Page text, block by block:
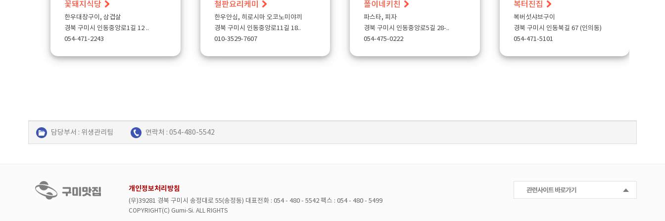
꽃돼지식당
한우대창구이, 삼겹살
경북 구미시 인동중앙로1길 12 ..
054-471-2243
철판요리케미
한우안심, 히로시마 오코노미야끼
경북 구미시 인동중앙로11길 18..
010-3529-7607
폴이네키친
파스타, 피자
경북 구미시 인동중앙로5길 28-..
054-475-0222
복터진집
복버섯샤브구이
경북 구미시 인동북길 67 (인의동)
054-471-5101
담당부서 : 위생관리팀 연락처 : 054-480-5542
개인정보처리방침
(우)39281 경북 구미시 송정대로 55(송정동) 대표전화 : 054 - 480 - 5542팩스 : 054 - 480 - 5499
COPYRIGHT(C) Gumi-Si. ALL RIGHTS